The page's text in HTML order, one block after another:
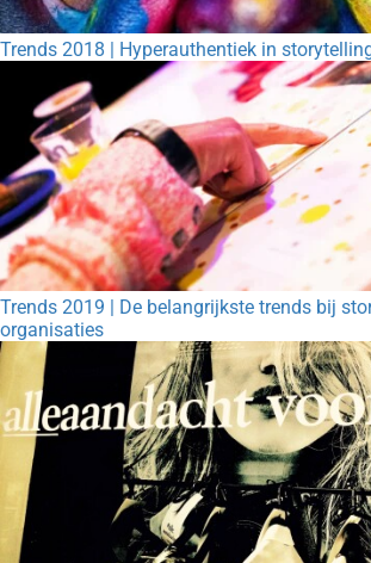
Trends 2018 | Hyperauthentiek in
Trends 2019 | De belangrijkste trends bij
organisaties